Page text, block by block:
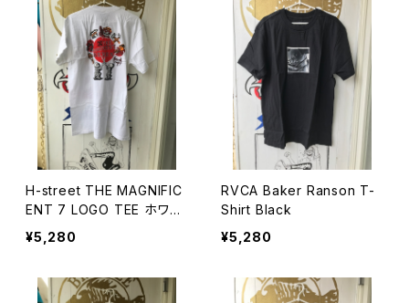
H-street THE MAGNIFIC
ENT 7 LOGO TEE ホワイ
ト
¥5,280
RVCA Baker Ranson T-
Shirt Black
¥5,280